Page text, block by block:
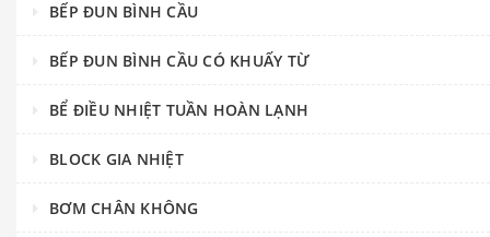
BẾP ĐUN BÌNH CẦU
BẾP ĐUN BÌNH CẦU CÓ KHUẤY TỪ
BỂ ĐIỀU NHIỆT TUẦN HOÀN LẠNH
BLOCK GIA NHIỆT
BƠM CHÂN KHÔNG